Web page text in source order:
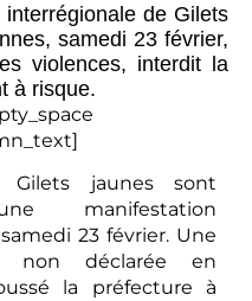
interrégionale de Gilets
samedi 23 février,
violences, interdit la
à risque.
jaunes sont
manifestation
23 février. Une
non déclarée en
la préfecture à